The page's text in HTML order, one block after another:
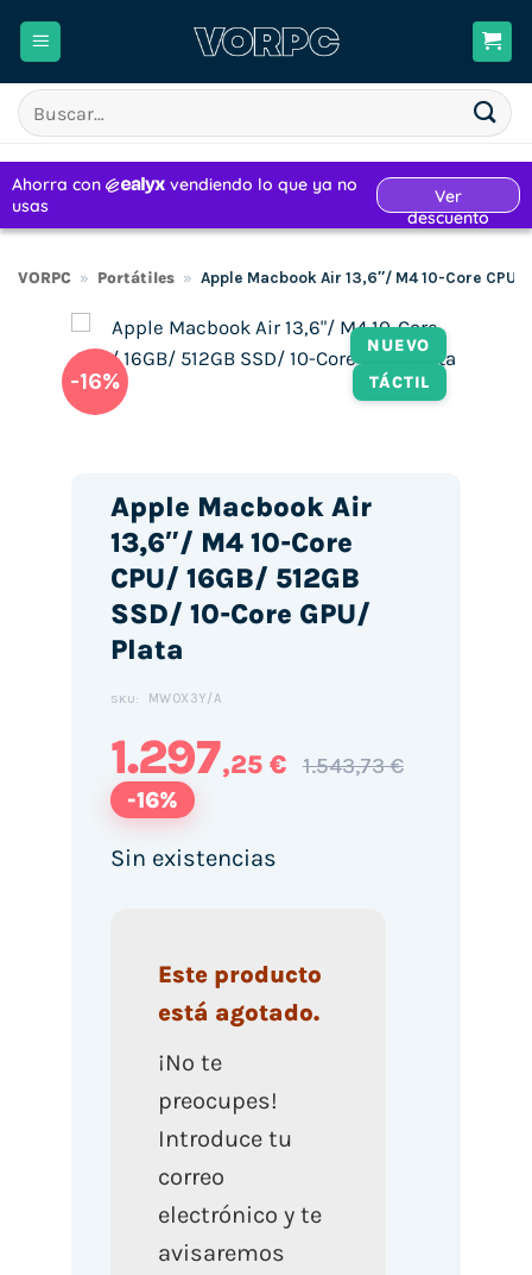
Buscar
por:
VORPC » Portátiles » Apple Macbook Air 13,6″/ M4 10-Core CPU/
NUEVO
TÁCTIL
-16%
Apple Macbook Air
13,6″/ M4 10-Core
CPU/ 16GB/ 512GB
SSD/ 10-Core GPU/
Plata
SKU: MW0X3Y/A
1.297,25 € 1.543,73 €
-16%
Sin existencias
Este producto
está agotado.
¡No te
preocupes!
Introduce tu
correo
electrónico y te
avisaremos